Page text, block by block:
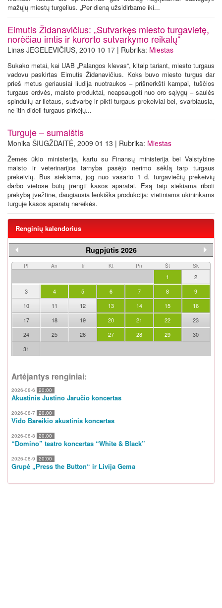
mažųjų miestų turgelius. „Per dieną užsidirbame iki...
Eimutis Židanavičius: „Sutvarkęs miesto turgavietę,
norėčiau imtis ir kurorto sutvarkymo reikalų“
Linas JEGELEVIČIUS, 2010 10 17 | Rubrika: Miestas
Sukako metai, kai UAB „Palangos klevas“, kitaip tariant, miesto turgaus
vadovu paskirtas Eimutis Židanavičius. Koks buvo miesto turgus dar
prieš metus geriausiai liudija nuotraukos – prišnerkšti kampai, tuščios
turgaus erdvės, maisto produktai, neapsaugoti nuo oro sąlygų – saulės
spindulių ar lietaus, sužvarbę ir pikti turgaus prekeiviai bei, svarbiausia,
ne itin dideli turgaus pirkėjų...
Turguje – sumaištis
Monika ŠIUGŽDAITĖ, 2009 01 13 | Rubrika: Miestas
Žemės ūkio ministerija, kartu su Finansų ministerija bei Valstybine
maisto ir veterinarijos tarnyba pasėjo nerimo sėklą tarp turgaus
prekeivių. Bus siekiama, jog nuo vasario 1 d. turgaviečių prekeivių
darbo vietose būtų įrengti kasos aparatai. Esą taip siekiama riboti
prekybą įvežtine, daugiausia lenkiška produkcija: vietiniams ūkininkams
turguje kasos aparatų nereikės.
Renginių kalendorius
Rugpjūtis 2026
Pi An Tr Kt Pn Št Sk
1
2
3
4 5 6 7 8
9
10
11 12 13 14 15
16
17
18 19 20 21 22
23
24
25 26 27 28 29
30
31
Artėjantys renginiai:
2026-08-6 20:00
Akustinis Justino Jaručio koncertas
2026-08-7 20:00
Vido Bareikio akustinis koncertas
2026-08-8 20:00
“Domino” teatro koncertas “White & Black”
2026-08-9 20:00
Grupė „Press the Button“ ir Livija Gema